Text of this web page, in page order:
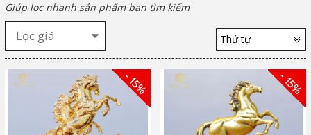
Giúp lọc nhanh sản phẩm bạn tìm kiếm
Lọc giá Thứ tự
- 15% - 15%